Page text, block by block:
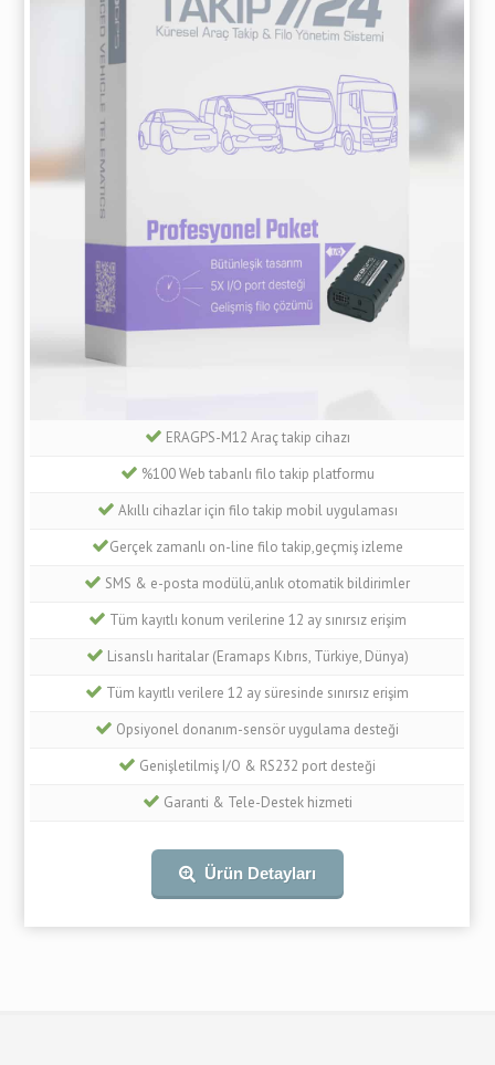
ERAGPS-M12 Araç takip cihazı
%100 Web tabanlı filo takip platformu
Akıllı cihazlar için filo takip mobil uygulaması
Gerçek zamanlı on-line filo takip,geçmiş izleme
SMS & e-posta modülü,anlık otomatik bildirimler
Tüm kayıtlı konum verilerine 12 ay sınırsız erişim
Lisanslı haritalar (Eramaps Kıbrıs, Türkiye, Dünya)
Tüm kayıtlı verilere 12 ay süresinde sınırsız erişim
Opsiyonel donanım-sensör uygulama desteği
Genişletilmiş I/O & RS232 port desteği
Garanti & Tele-Destek hizmeti
Ürün Detayları